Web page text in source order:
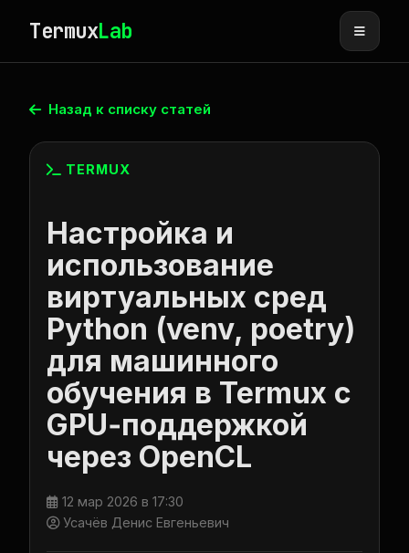
TermuxLab
Назад к списку статей
TERMUX
Настройка и
использование
виртуальных сред
Python (venv, poetry)
для машинного
обучения в Termux с
GPU‑поддержкой
через OpenCL
12 мар 2026 в 17:30
Усачёв Денис Евгеньевич